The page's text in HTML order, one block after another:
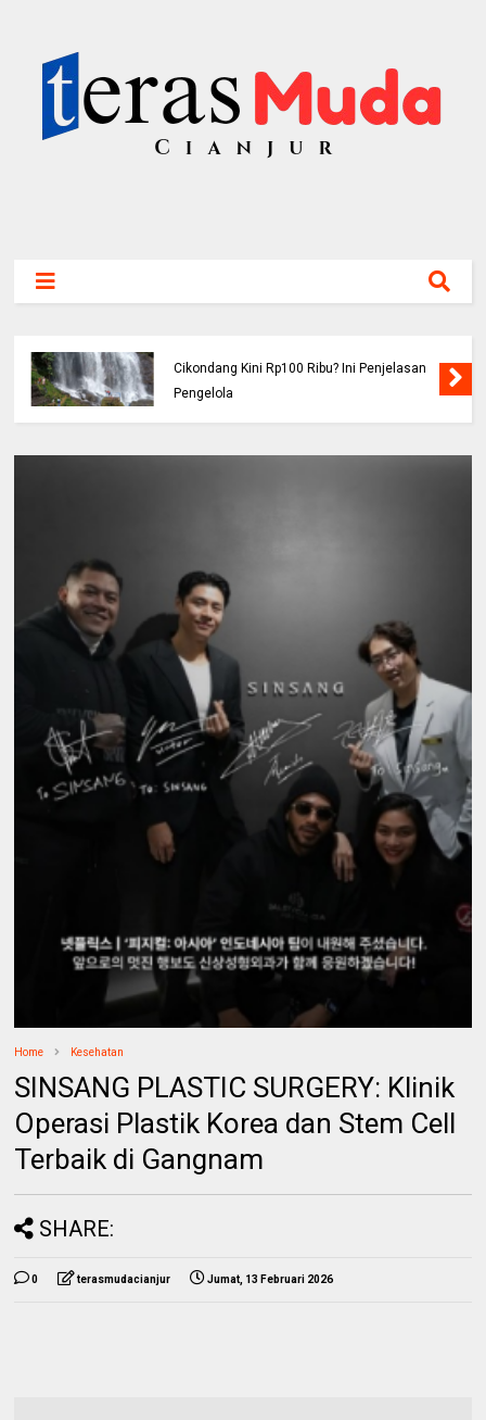
Cikondang Kini Rp100 Ribu? Ini Penjelasan
Pengelola
Home Kesehatan
SINSANG PLASTIC SURGERY: Klinik
Operasi Plastik Korea dan Stem Cell
Terbaik di Gangnam
SHARE:
0 terasmudacianjur Jumat, 13 Februari 2026